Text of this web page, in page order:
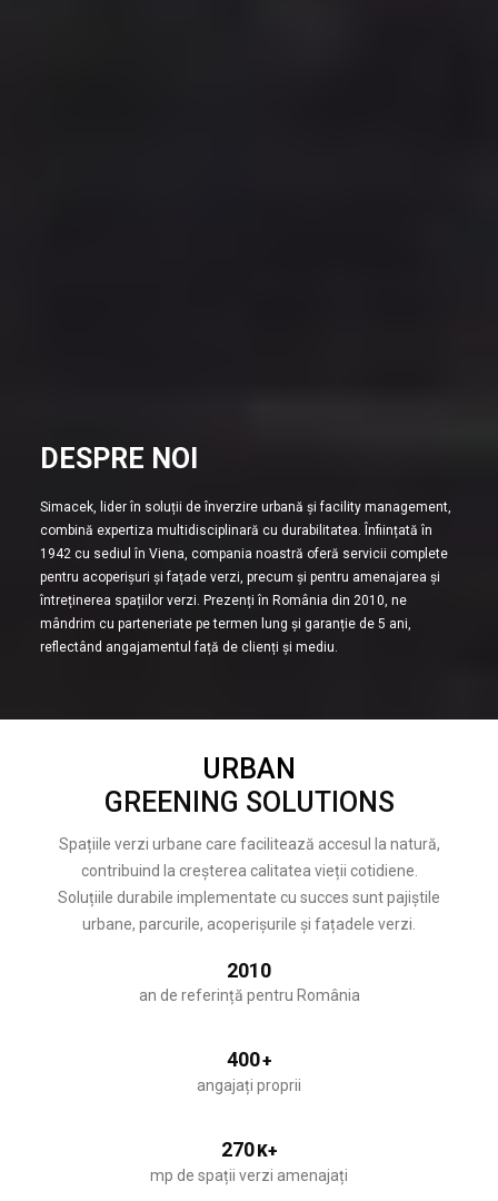
DESPRE NOI
Simacek, lider în soluții de înverzire urbană și facility management,
combină expertiza multidisciplinară cu durabilitatea. Înființată în
1942 cu sediul în Viena, compania noastră oferă servicii complete
pentru acoperișuri și fațade verzi, precum și pentru amenajarea și
întreținerea spațiilor verzi. Prezenți în România din 2010, ne
mândrim cu parteneriate pe termen lung și garanție de 5 ani,
reflectând angajamentul față de clienți și mediu.
URBAN
GREENING SOLUTIONS
Spațiile verzi urbane care facilitează accesul la natură,
contribuind la creșterea calitatea vieții cotidiene.
Soluțiile durabile implementate cu succes sunt pajiștile
urbane, parcurile, acoperișurile și fațadele verzi.
2010
an de referință pentru România
400+
angajați proprii
270K+
mp de spații verzi amenajați